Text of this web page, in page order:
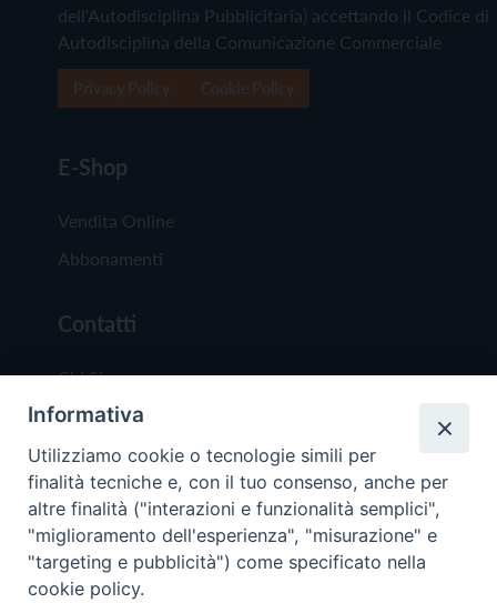
dell'Autodisciplina Pubblicitaria) accettando il Codice di
Autodisciplina della Comunicazione Commerciale
E-Shop
Vendita Online
Abbonamenti
Contatti
Chi Siamo
Redazione
Scrivici
Copyright © 2019 - Tutti i diritti riservati - Vita
Informativa
Utilizziamo cookie o tecnologie simili per
finalità tecniche e, con il tuo consenso, anche per
altre finalità ("interazioni e funzionalità semplici",
"miglioramento dell'esperienza", "misurazione" e
"targeting e pubblicità") come specificato nella
cookie policy.